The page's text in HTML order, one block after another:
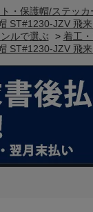
・保護帽/ステッカ
ST#1230-JZV 飛
ルで選ぶ > 着工
ST#1230-JZV 飛